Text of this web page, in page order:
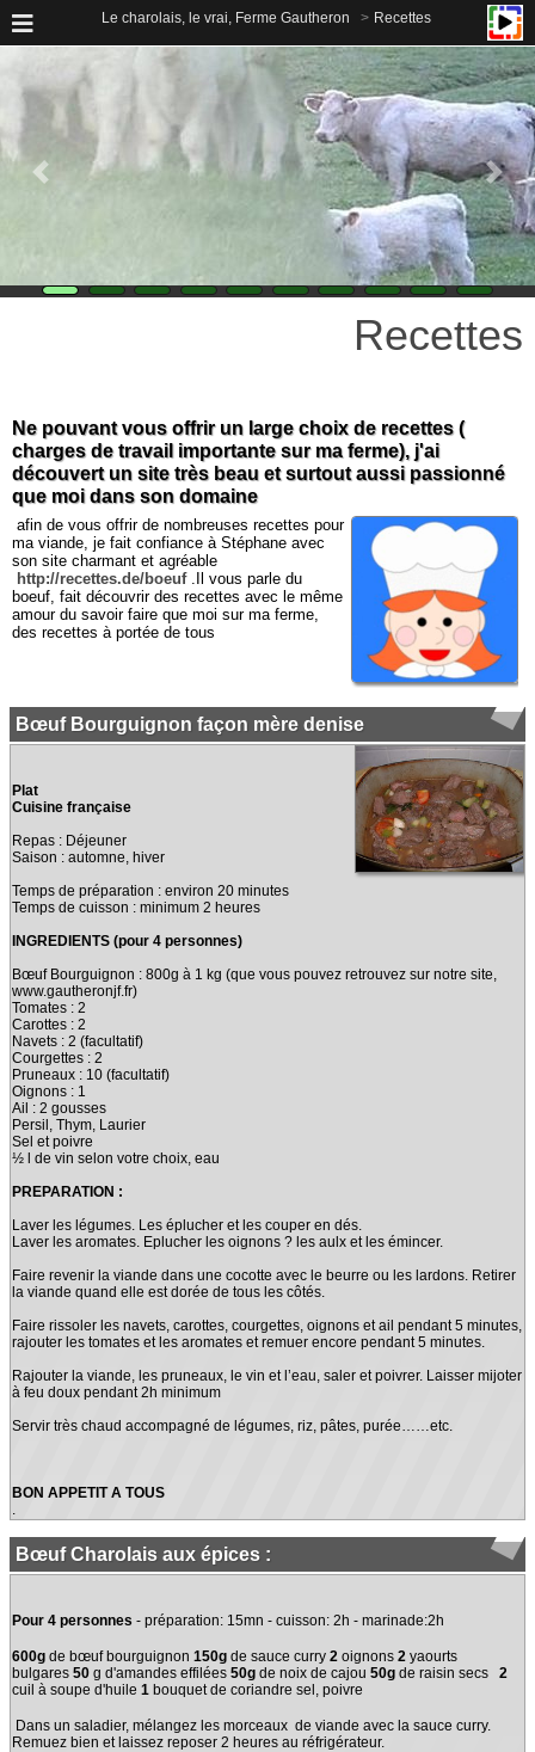
Le charolais, le vrai, Ferme Gautheron Recettes
Recettes
Ne pouvant vous offrir un large choix de recettes (
charges de travail importante sur ma ferme), j'ai
découvert un site très beau et surtout aussi passionné
que moi dans son domaine
afin de vous offrir de nombreuses recettes pour
ma viande, je fait confiance à Stéphane avec
son site charmant et agréable
http://recettes.de/boeuf.Il vous parle du
boeuf, fait découvrir des recettes avec le même
amour du savoir faire que moi sur ma ferme,
des recettes à portée de tous
Bœuf Bourguignon façon mère denise
Plat
Cuisine française
Repas : Déjeuner
Saison : automne, hiver
Temps de préparation : environ 20 minutes
Temps de cuisson : minimum 2 heures
INGREDIENTS (pour 4 personnes)
Bœuf Bourguignon : 800g à 1 kg (que vous pouvez retrouvez sur notre site,
www.gautheronjf.fr)
Tomates : 2
Carottes : 2
Navets : 2 (facultatif)
Courgettes : 2
Pruneaux : 10 (facultatif)
Oignons : 1
Ail : 2 gousses
Persil, Thym, Laurier
Sel et poivre
½ l de vin selon votre choix, eau
PREPARATION :
Laver les légumes. Les éplucher et les couper en dés.
Laver les aromates. Eplucher les oignons ? les aulx et les émincer.
Faire revenir la viande dans une cocotte avec le beurre ou les lardons. Retirer
la viande quand elle est dorée de tous les côtés.
Faire rissoler les navets, carottes, courgettes, oignons et ail pendant 5 minutes,
rajouter les tomates et les aromates et remuer encore pendant 5 minutes.
Rajouter la viande, les pruneaux, le vin et l’eau, saler et poivrer. Laisser mijoter
à feu doux pendant 2h minimum
Servir très chaud accompagné de légumes, riz, pâtes, purée……etc.
BON APPETIT A TOUS
.
Bœuf Charolais aux épices :
Pour 4 personnes - préparation: 15mn - cuisson: 2h - marinade:2h
600g de bœuf bourguignon 150g de sauce curry 2 oignons 2 yaourts
bulgares 50 g d'amandes effilées 50g de noix de cajou 50g de raisin secs 2
cuil à soupe d'huile 1 bouquet de coriandre sel, poivre
Dans un saladier, mélangez les morceaux de viande avec la sauce curry.
Remuez bien et laissez reposer 2 heures au réfrigérateur.